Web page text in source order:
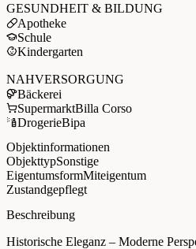
GESUNDHEIT & BILDUNG
Apotheke
Schule
Kindergarten
NAHVERSORGUNG
Bäckerei
SupermarktBilla Corso
DrogerieBipa
Objektinformationen
ObjekttypSonstige
EigentumsformMiteigentum
Zustandgepflegt
Beschreibung
Historische Eleganz – Moderne